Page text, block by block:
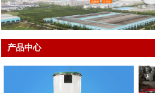
产品中心